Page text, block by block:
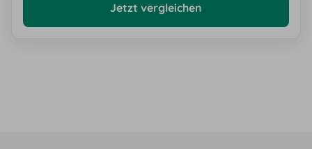
Jetzt vergleichen